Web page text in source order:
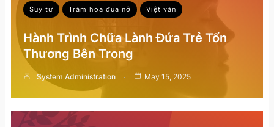
Suy tư Trăm hoa đua nở Việt văn
Hành Trình Chữa Lành Đứa Trẻ Tổn
Thương Bên Trong
System Administration May 15, 2025